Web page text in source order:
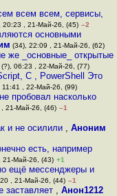
всем всем, сервисы,
20:23 , 21-Май-26, (45) –2
основными
(34), 22:09 , 21-Май-26, (62)
же _основные_ открытые
06:23 , 22-Май-26, (77)
C , PowerShell Это
, 22-Май-26, (99)
пробовал насколько
21-Май-26, (46) –1
и не осилили ,Аноним
есть, например
21-Май-26, (43) +1
ещё мессенджеры и
, 21-Май-26, (44) –1
заставляет , Анон1212